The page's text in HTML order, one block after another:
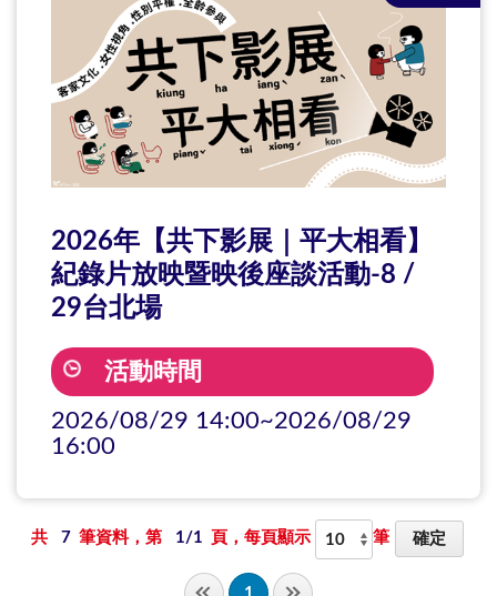
2026年【共下影展｜平大相看】
紀錄片放映暨映後座談活動-8 /
29台北場
活動時間
2026/08/29 14:00~2026/08/29
16:00
共 7 筆資料，第 1/1 頁，每頁顯示 筆